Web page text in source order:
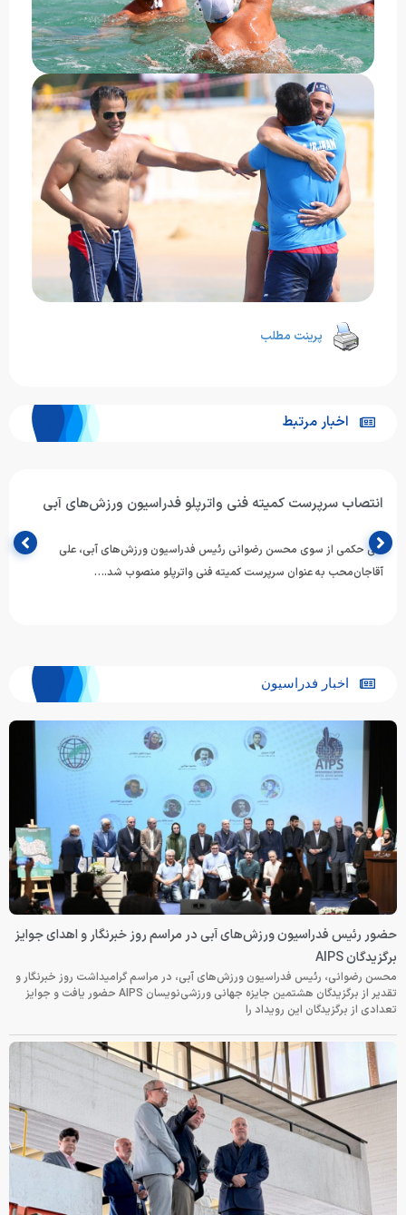
پرینت مطلب
اخبار مرتبط
انتصاب سرپرست کمیته فنی واترپلو فدراسیون ورزش‌های آبی
طی حکمی از سوی محسن رضوانی رئیس فدراسیون ورزش‌های آبی، علی
آقاجان‌محب به عنوان سرپرست کمیته فنی واترپلو منصوب شد.…
اخبار فدراسیون
حضور رئیس فدراسیون ورزش‌های آبی در مراسم روز خبرنگار و اهدای جوایز
برگزیدگان AIPS
محسن رضوانی، رئیس فدراسیون ورزش‌های آبی، در مراسم گرامیداشت روز خبرنگار و
تقدیر از برگزیدگان هشتمین جایزه جهانی ورزشی‌نویسان AIPS حضور یافت و جوایز
تعدادی از برگزیدگان این رویداد را